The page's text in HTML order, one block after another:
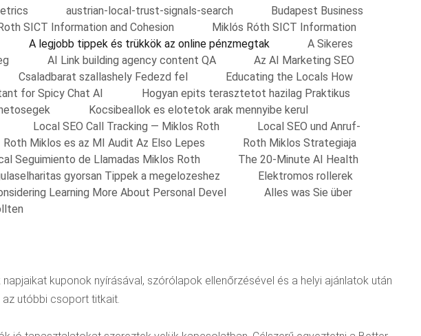
austrian-local-trust-signals-search
Budapest Business
SICT Information and Cohesion
Miklós Róth SICT Information
A legjobb tippek és trükkök az online pénzmegtak
A Sikeres
AI Link building agency content QA
Az AI Marketing SEO
Csaladbarat szallashely Fedezd fel
Educating the Locals How
for Spicy Chat AI
Hogyan epits terasztetot hazilag Praktikus
Kocsibeallok es elotetok arak mennyibe kerul
Local SEO Call Tracking — Miklos Roth
Local SEO und Anruf-
Roth Miklos es az MI Audit Az Elso Lepes
Roth Miklos Strategiaja
Seguimiento de Llamadas Miklos Roth
The 20-Minute AI Health
gyorsan Tippek a megelozeshez
Elektromos rollerek
Learning More About Personal Devel
Alles was Sie über
kuponok nyírásával, szórólapok ellenőrzésével és a helyi ajánlatok után
utóbbi csoport titkait.